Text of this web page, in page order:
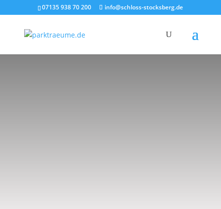
07135 938 70 200 info@schloss-stocksberg.de